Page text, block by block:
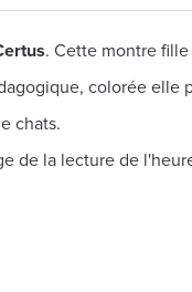
. Cette montre
colorée elle
chats.
de la lecture de